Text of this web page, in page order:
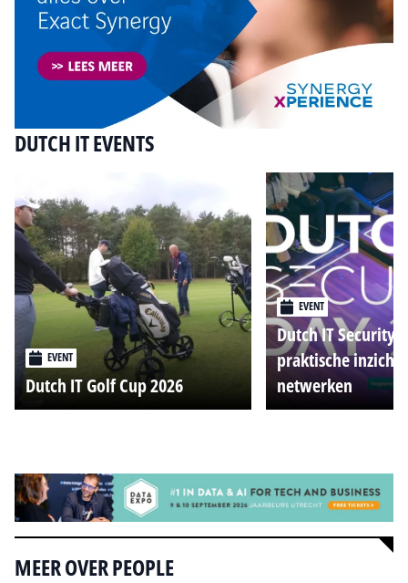
DUTCH IT EVENTS
EVENT
Dutch IT Golf Cup 2026
EVENT
Dutch IT Security
praktische
netwerken
MEER OVER PEOPLE